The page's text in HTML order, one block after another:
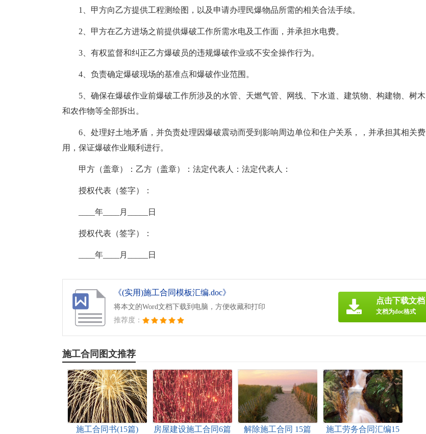
1、甲方向乙方提供工程测绘图，以及申请办理民爆物品所需的相关合法手续。
2、甲方在乙方进场之前提供爆破工作所需水电及工作面，并承担水电费。
3、有权监督和纠正乙方爆破员的违规爆破作业或不安全操作行为。
4、负责确定爆破现场的基准点和爆破作业范围。
5、确保在爆破作业前爆破工作所涉及的水管、天燃气管、网线、下水道、建筑物、构建物、树木
和农作物等全部拆出。
6、处理好土地矛盾，并负责处理因爆破震动而受到影响周边单位和住户关系，，并承担其相关费
用，保证爆破作业顺利进行。
甲方（盖章）：乙方（盖章）：法定代表人：法定代表人：
授权代表（签字）：
____年____月_____日
授权代表（签字）：
____年____月_____日
《(实用)施工合同模板汇编.doc》
将本文的Word文档下载到电脑，方便收藏和打印
推荐度：
点击下载文档
文档为doc格式
施工合同图文推荐
施工合同书(15篇) 房屋建设施工合同6篇 解除施工合同 15篇 施工劳务合同汇编15